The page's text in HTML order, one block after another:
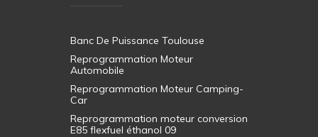
Banc De Puissance Toulouse
Reprogrammation Moteur
Automobile
Reprogrammation Moteur Camping-
Car
Reprogrammation moteur conversion
E85 flexfuel éthanol 09